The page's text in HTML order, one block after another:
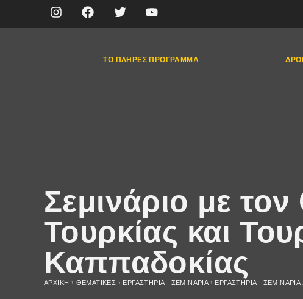
ΤΟ ΠΛΉΡΕΣ ΠΡΌΓΡΑΜΜΑ
Σεμινάριο με
Τουρκίας και
Καππαδοκίας
ΑΡΧΙΚΉ › ΘΕΜΑΤΙΚΈΣ › ΕΡΓΑΣΤΗΡΙΑ - ΣΕΜΙΝΑΡΙΑ› ΕΡΓΑΣΤΗΡΙΑ - ΣΕΜΙΝΑΡΙA